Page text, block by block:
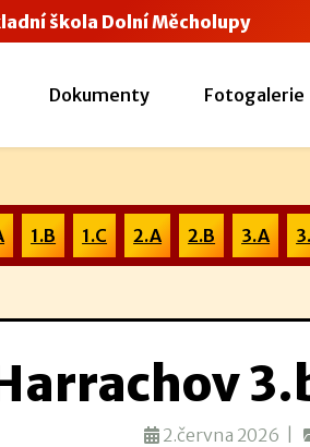
škola Dolní Měcholupy
Dokumenty Fotogalerie
1.B 1.C 2.A 2.B 3.A
2.června 2026 |